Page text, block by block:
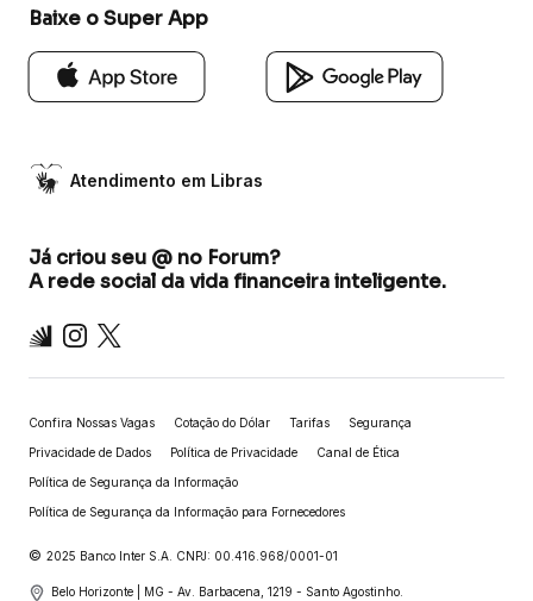
Baixe o Super App
Atendimento em Libras
Já criou seu @ no Forum?
A rede social da vida financeira inteligente.
Inter Instagram
X
Confira Nossas Vagas Cotação do Dólar Tarifas Segurança
Privacidade de Dados Política de Privacidade Canal de Ética
Política de Segurança da Informação
Política de Segurança da Informação para Fornecedores
© 2025 Banco Inter S.A. CNPJ: 00.416.968/0001-01
Belo Horizonte | MG - Av. Barbacena, 1219 - Santo Agostinho.